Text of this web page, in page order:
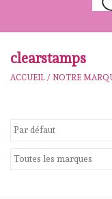
workshops
Notre Marques
clearstamps
ACCUEIL / NOTRE